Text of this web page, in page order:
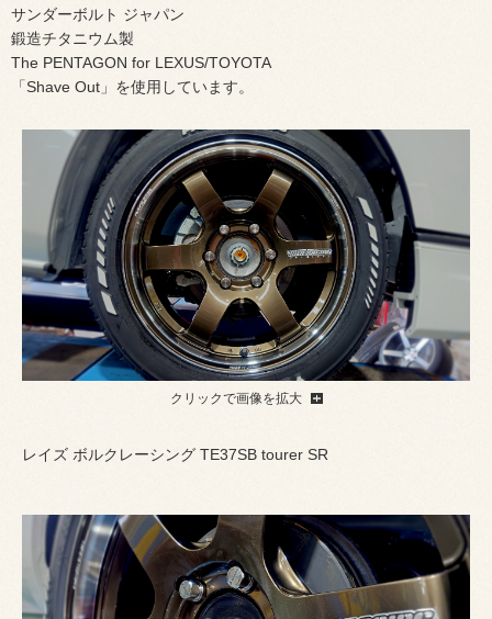
サンダーボルト ジャパン
鍛造チタニウム製
The PENTAGON for LEXUS/TOYOTA
「Shave Out」を使用しています。
クリックで画像を拡大
レイズ ボルクレーシング TE37SB tourer SR